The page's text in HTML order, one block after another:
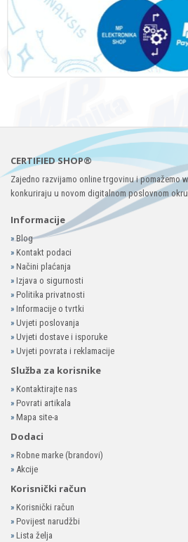
CERTIFIED SHOP®
Zajedno razvijamo online trgovinu i pomažemo
konkuriraju u novom digitalnom poslovnom
Informacije
»Blog
» Kontakt podaci
» Načini plaćanja
» Izjava o sigurnosti
» Politika privatnosti
» Informacije o tvrtki
» Uvjeti poslovanja
» Uvjeti dostave i isporuke
» Uvjeti povrata i reklamacije
Služba za korisnike
» Kontaktirajte nas
» Povrati artikala
» Mapa site-a
Dodaci
» Robne marke (brandovi)
» Akcije
Korisnički račun
» Korisnički račun
» Povijest narudžbi
» Lista želja